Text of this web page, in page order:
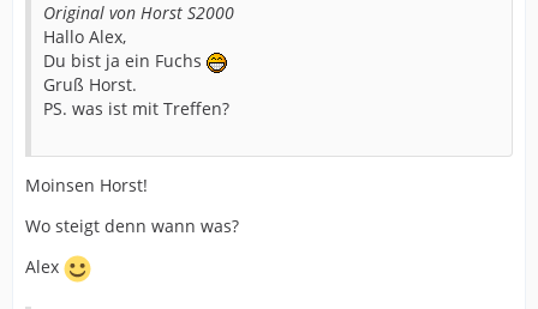
Original von Horst S2000
Hallo Alex,
Du bist ja ein Fuchs
Gruß Horst.
PS. was ist mit Treffen?
Moinsen Horst!
Wo steigt denn wann was?
Alex